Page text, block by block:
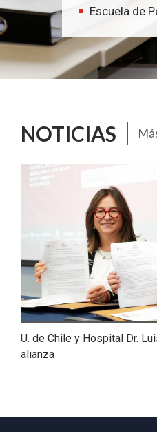
Escuela de
NOTICIAS
U. de Chile y Hospital Dr.
alianza